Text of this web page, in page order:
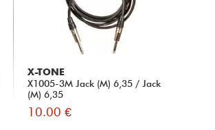
X-TONE
X1005-3M Jack (M) 6,35 / Jack
(M) 6,35
10.00 €